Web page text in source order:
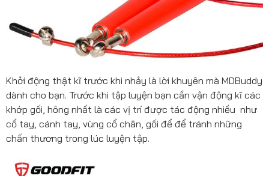
Khởi động thật kĩ trước khi nhảy là lời khuyên mà MDBuddy
dành cho bạn. Trước khi tập luyện bạn cần vận động kĩ các
khớp gối, hông nhất là các vị trí được tác động nhiều như
cổ tay, cánh tay, vùng cổ chân, gối để để tránh những
chấn thương trong lúc luyện tập.